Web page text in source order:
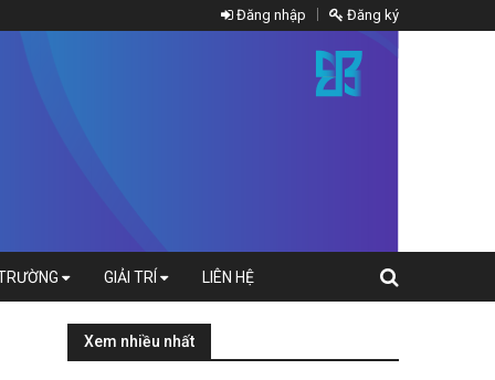
Đăng nhập Đăng ký
GIẢI TRÍ LIÊN HỆ
Xem nhiều nhất